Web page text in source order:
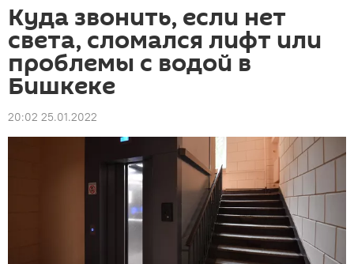
Куда звонить, если нет
света, сломался лифт или
проблемы с водой в
Бишкеке
20:02 25.01.2022